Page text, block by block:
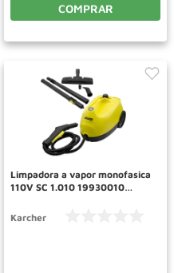
COMPRAR
Limpadora a vapor monofasica
110V SC 1.010 19930010
Karcher